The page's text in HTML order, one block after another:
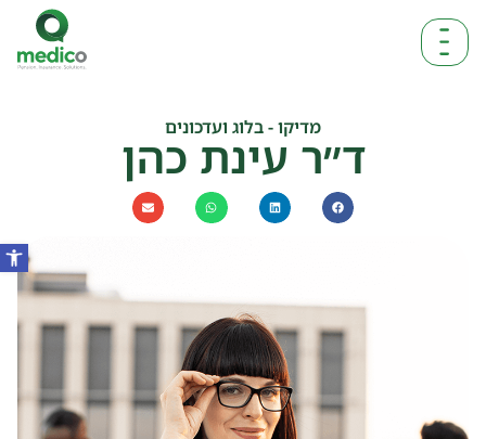
מדיקו - בלוג ועדכונים
ד״ר עינת כהן